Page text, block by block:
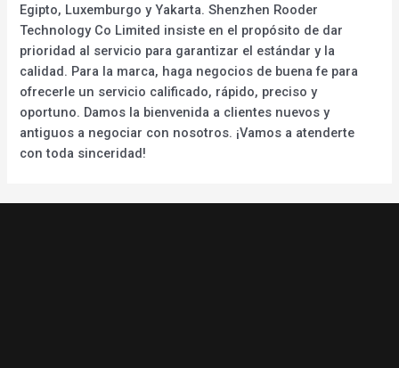
Egipto, Luxemburgo y Yakarta. Shenzhen Rooder
Technology Co Limited insiste en el propósito de dar
prioridad al servicio para garantizar el estándar y la
calidad. Para la marca, haga negocios de buena fe para
ofrecerle un servicio calificado, rápido, preciso y
oportuno. Damos la bienvenida a clientes nuevos y
antiguos a negociar con nosotros. ¡Vamos a atenderte
con toda sinceridad!